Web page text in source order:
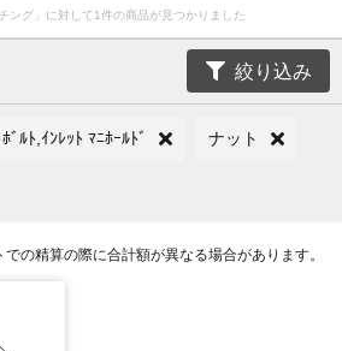
ング」に対して1件の商品が見つかりました
絞り込み
ﾎﾞﾙﾄ,ｲﾝﾚｯﾄ ﾏﾆﾎｰﾙﾄﾞ ナット
の精算の際に合計額が異なる場合があります。